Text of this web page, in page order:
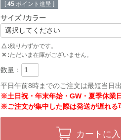
[ 45 ポイント進呈 ]
サイズ カラー
△ 残りわずかです。
✕ ただいま在庫がございません。
平日午前8時までのご注文は最短当日出
※土日祝・年末年始・GW・夏季休業
※ご注文が集中した際は発送が遅れる
カートに